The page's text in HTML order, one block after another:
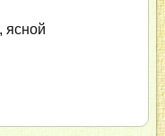
ясной